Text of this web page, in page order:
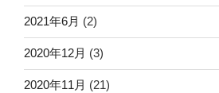
2021年6月 (2)
2020年12月 (3)
2020年11月 (21)